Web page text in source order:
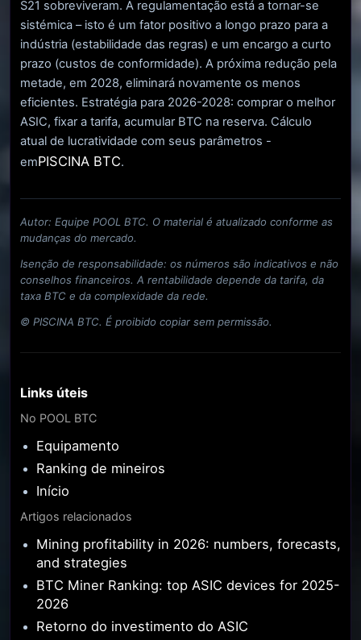
S21 sobreviveram. A regulamentação está a tornar-se
sistémica – isto é um fator positivo a longo prazo para a
indústria (estabilidade das regras) e um encargo a curto
prazo (custos de conformidade). A próxima redução pela
metade, em 2028, eliminará novamente os menos
eficientes. Estratégia para 2026-2028: comprar o melhor
ASIC, fixar a tarifa, acumular BTC na reserva. Cálculo
atual de lucratividade com seus parâmetros -
emPISCINA BTC.
Autor: Equipe POOL BTC. O material é atualizado conforme as
mudanças do mercado.
Isenção de responsabilidade: os números são indicativos e não
conselhos financeiros. A rentabilidade depende da tarifa, da
taxa BTC e da complexidade da rede.
© PISCINA BTC. É proibido copiar sem permissão.
Links úteis
No POOL BTC
Equipamento
Ranking de mineiros
Início
Artigos relacionados
Mining profitability in 2026: numbers, forecasts,
and strategies
BTC Miner Ranking: top ASIC devices for 2025-
2026
Retorno do investimento do ASIC